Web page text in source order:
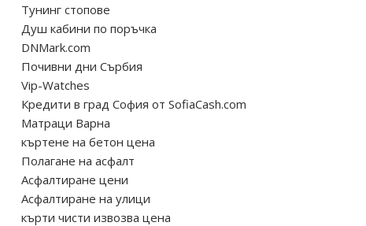
Тунинг стопове
Душ кабини по поръчка
DNMark.com
Почивни дни Сърбия
Vip-Watches
Кредити в град София от SofiaCash.com
Матраци Варна
къртене на бетон цена
Полагане на асфалт
Асфалтиране цени
Асфалтиране на улици
кърти чисти извозва цена